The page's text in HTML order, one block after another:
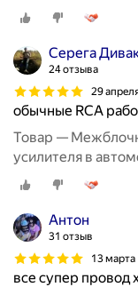
Lite 4RCA 5M
Серега
24 отзыва
29
обычные RCA
Товар —
усилителя в
Lite 4RCA 5M
Aнтон
31 отзыв
13 марта
все супер провод